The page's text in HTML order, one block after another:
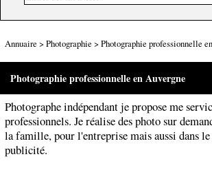
Annuaire > Photographie > Photographie professionnelle
Photographie professionnelle en Auvergne
Photographe indépendant je propose me
professionnels. Je réalise des photo sur
la famille, pour l'entreprise mais aussi dans
publicité.